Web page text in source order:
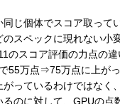
じ個体でスコア取って
スペックに現れない小
のスコア評価の力点の
55万点⇒75万点に上が
っているわけではなく
のに対して、GPUの点